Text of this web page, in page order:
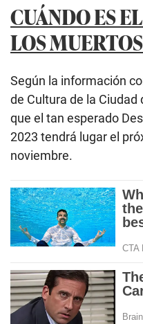
CUÁNDO ES
LOS
Según la información
de Cultura de la
que el tan esperado
2023 tendrá lugar el
noviembre.